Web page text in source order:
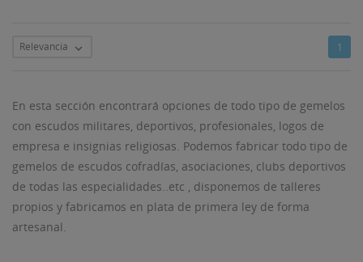
Relevancia  1
En esta sección encontrará opciones de todo tipo de gemelos
con escudos militares, deportivos, profesionales, logos de
empresa e insignias religiosas. Podemos fabricar todo tipo de
gemelos de escudos cofradías, asociaciones, clubs deportivos
de todas las especialidades..etc , disponemos de talleres
propios y fabricamos en plata de primera ley de forma
artesanal.